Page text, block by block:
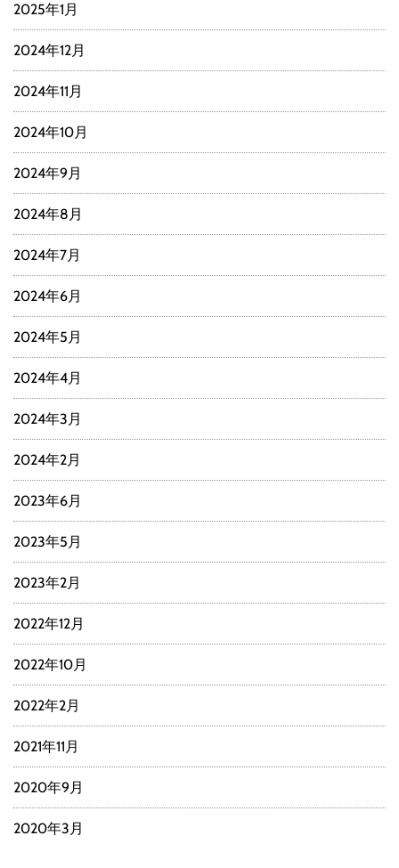
2025年1月
2024年12月
2024年11月
2024年10月
2024年9月
2024年8月
2024年7月
2024年6月
2024年5月
2024年4月
2024年3月
2024年2月
2023年6月
2023年5月
2023年2月
2022年12月
2022年10月
2022年2月
2021年11月
2020年9月
2020年3月